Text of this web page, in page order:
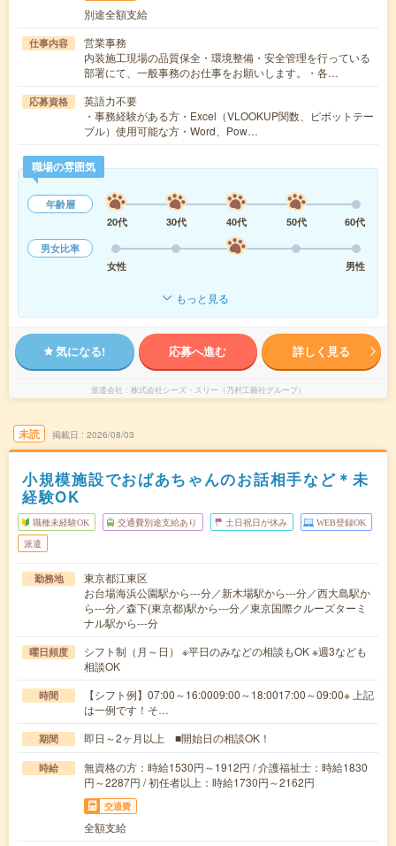
別途全額支給
仕事内容
営業事務
内装施工現場の品質保全・環境整備・安全管理を行っている
部署にて、一般事務のお仕事をお願いします。・各…
応募資格
英語力不要
・事務経験がある方・Excel（VLOOKUP関数、ピボットテー
ブル）使用可能な方・Word、Pow…
職場の雰囲気
年齢層
20代
30代 40代 50代
60代
男女比率
女性
男性
もっと見る
気になる! 応募へ進む 詳しく見る
派遣会社 株式会社シーズ・スリー（乃村工藝社グループ）
未読 掲載日 2026/08/03
小規模施設でおばあちゃんのお話相手など＊未
経験OK
職種未経験OK 交通費別途支給あり 土日祝日が休み WEB登録OK
派遣
勤務地
東京都江東区
お台場海浜公園駅から---分／新木場駅から---分／西大島駅か
ら---分／森下(東京都)駅から---分／東京国際クルーズターミ
ナル駅から---分
曜日頻度
シフト制（月～日） ※平日のみなどの相談もOK ※週3なども
相談OK
時間
【シフト例】07:00～16:0009:00～18:0017:00～09:00※ 上記
は一例です！そ…
期間 即日～2ヶ月以上 ■開始日の相談OK！
時給
無資格の方：時給1530円～1912円 / 介護福祉士：時給1830
円～2287円 / 初任者以上：時給1730円～2162円
交通費
全額支給